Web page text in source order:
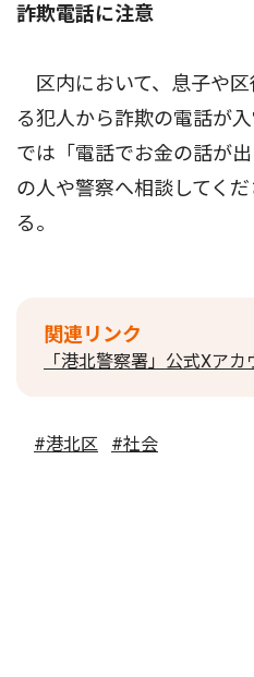
詐欺電話に注意
区内において、息子や
る犯人から詐欺の電話が
では「電話でお金の話が
の人や警察へ相談してく
る。
関連リンク
「港北警察署」公式Xア
#港北区 #社会